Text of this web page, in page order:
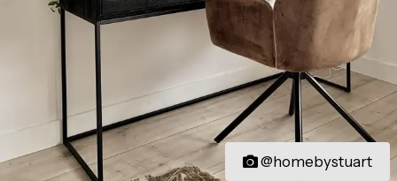
@homebystuart